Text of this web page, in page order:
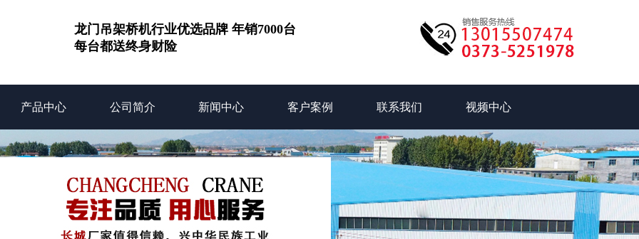
龙门吊架桥机行业优选品牌 年销7000台
每台都送终身财险
产品中心 公司简介 新闻中心 客户案例 联系我们 视频中心